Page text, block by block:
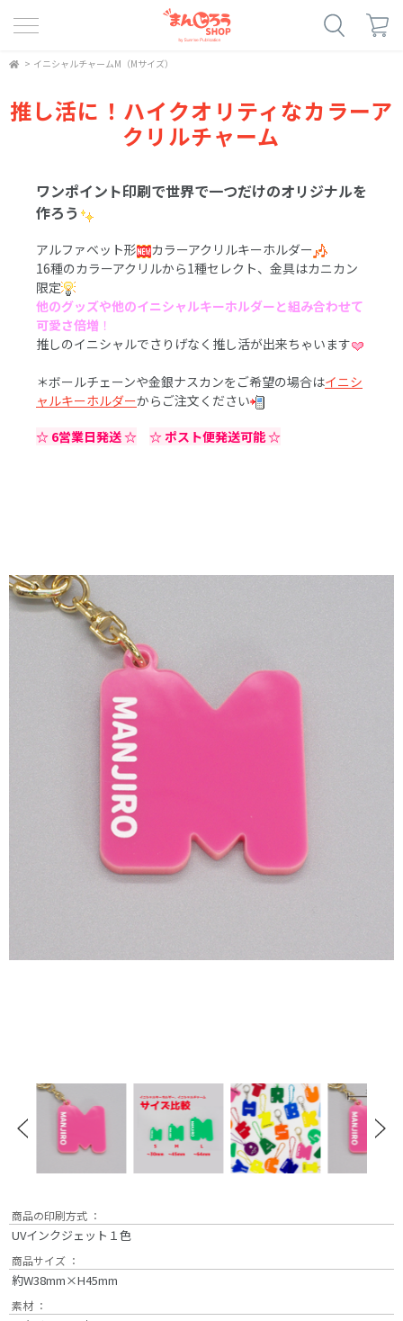
> イニシャルチャームM（Mサイズ）
推し活に！ハイクオリティなカラーア
クリルチャーム
ワンポイント印刷で世界で一つだけのオリジナルを
作ろう
アルファベット形
カラーアクリルキーホルダー
16種のカラーアクリルから1種セレクト、金具はカニカン
限定
他のグッズや他のイニシャルキーホルダーと組み合わせて
可愛さ倍増 ！
推しのイニシャルでさりげなく推し活が出来ちゃいます
＊ボールチェーンや金銀ナスカンをご希望の場合はイニシ
ャルキーホルダーからご注文ください
☆ 6営業日発送 ☆
☆ ポスト便発送可能 ☆
商品の印刷方式 ：
UVインクジェット１色
商品サイズ ：
約W38mm×H45mm
素材 ：